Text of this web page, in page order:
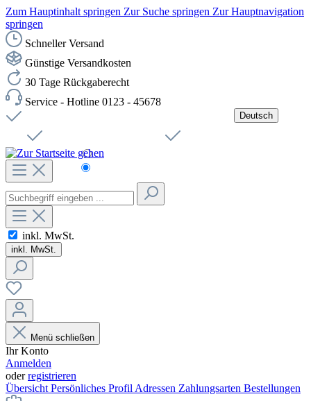
Zum Hauptinhalt springen Zur Suche springen Zur Hauptnavigation
springen
Schneller Versand
Günstige Versandkosten
30 Tage Rückgaberecht
Service - Hotline 0123 - 45678
Deutsch
Čeština
inkl. MwSt.
inkl. MwSt.
Menü schließen
Ihr Konto
Anmelden
oderregistrieren
Übersicht Persönliches Profil Adressen Zahlungsarten Bestellungen